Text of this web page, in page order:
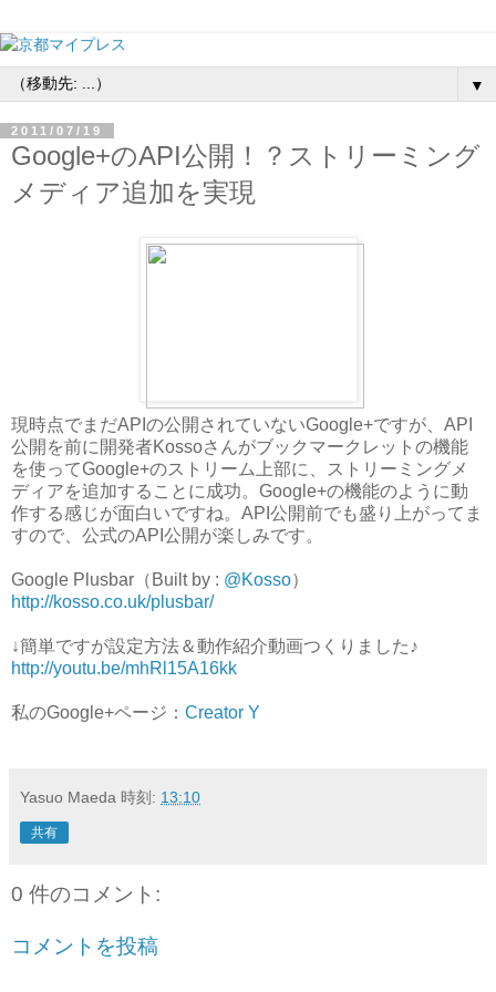
▼
2011/07/19
Google+のAPI公開！？ストリーミング
メディア追加を実現
現時点でまだAPIの公開されていないGoogle+ですが、API
公開を前に開発者Kossoさんがブックマークレットの機能
を使ってGoogle+のストリーム上部に、ストリーミングメ
ディアを追加することに成功。Google+の機能のように動
作する感じが面白いですね。API公開前でも盛り上がってま
すので、公式のAPI公開が楽しみです。
Google Plusbar（Built by : @Kosso）
http://kosso.co.uk/plusbar/
↓簡単ですが設定方法＆動作紹介動画つくりました♪
http://youtu.be/mhRl15A16kk
私のGoogle+ページ： Creator Y
Yasuo Maeda 時刻: 13:10
共有
0 件のコメント:
コメントを投稿